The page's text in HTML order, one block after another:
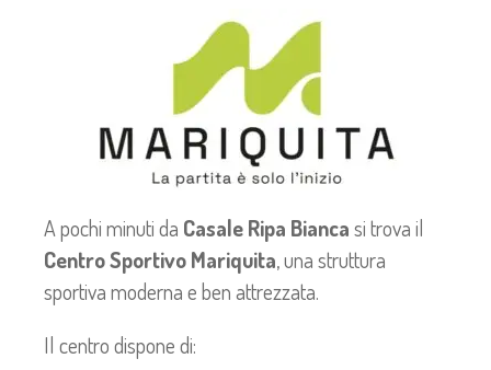
A pochi minuti da Casale Ripa Biancasi trova il
Centro Sportivo Mariquita, una struttura
sportiva moderna e ben attrezzata.
Il centro dispone di: